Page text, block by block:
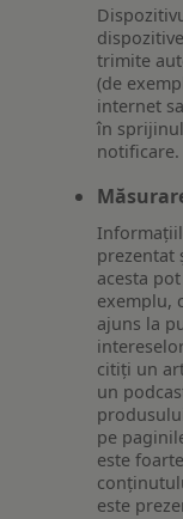
trimite
(de
internet
în
notificare.
prezentat
acesta
exemplu,
ajuns la
citiți un
un
pe
este
este